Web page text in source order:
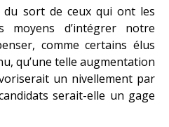
du sort de ceux qui ont les
moyens d’intégrer notre
comme certains élus
qu’une telle augmentation
un nivellement par
serait-elle un gage